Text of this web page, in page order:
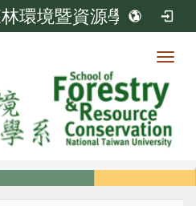
環境暨資源學系